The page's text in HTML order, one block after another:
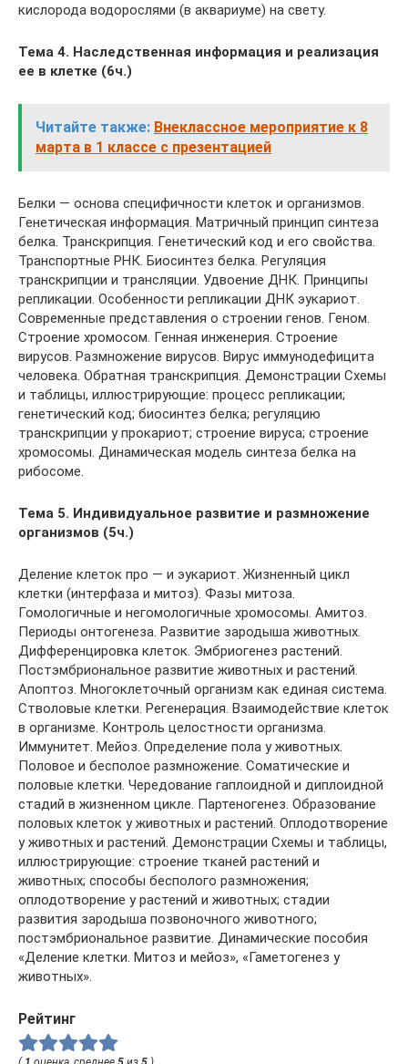
кислорода водорослями (в аквариуме) на свету.
Тема 4. Наследственная информация и реализация
ее в клетке (6ч.)
Читайте также: Внеклассное мероприятие к 8
марта в 1 классе с презентацией
Белки — основа специфичности клеток и организмов.
Генетическая информация. Матричный принцип синтеза
белка. Транскрипция. Генетический код и его свойства.
Транспортные РНК. Биосинтез белка. Регуляция
транскрипции и трансляции. Удвоение ДНК. Принципы
репликации. Особенности репликации ДНК эукариот.
Современные представления о строении генов. Геном.
Строение хромосом. Генная инженерия. Строение
вирусов. Размножение вирусов. Вирус иммунодефицита
человека. Обратная транскрипция. Демонстрации Схемы
и таблицы, иллюстрирующие: процесс репликации;
генетический код; биосинтез белка; регуляцию
транскрипции у прокариот; строение вируса; строение
хромосомы. Динамическая модель синтеза белка на
рибосоме.
Тема 5. Индивидуальное развитие и размножение
организмов (5ч.)
Деление клеток про — и эукариот. Жизненный цикл
клетки (интерфаза и митоз). Фазы митоза.
Гомологичные и негомологичные хромосомы. Амитоз.
Периоды онтогенеза. Развитие зародыша животных.
Дифференцировка клеток. Эмбриогенез растений.
Постэмбриональное развитие животных и растений.
Апоптоз. Многоклеточный организм как единая система.
Стволовые клетки. Регенерация. Взаимодействие клеток
в организме. Контроль целостности организма.
Иммунитет. Мейоз. Определение пола у животных.
Половое и бесполое размножение. Соматические и
половые клетки. Чередование гаплоидной и диплоидной
стадий в жизненном цикле. Партеногенез. Образование
половых клеток у животных и растений. Оплодотворение
у животных и растений. Демонстрации Схемы и таблицы,
иллюстрирующие: строение тканей растений и
животных; способы бесполого размножения;
оплодотворение у растений и животных; стадии
развития зародыша позвоночного животного;
постэмбриональное развитие. Динамические пособия
«Деление клетки. Митоз и мейоз», «Гаметогенез у
животных».
Рейтинг